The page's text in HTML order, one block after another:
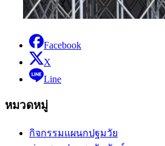
Facebook
X
Line
หมวดหมู่
กิจกรรมแผนกปฐมวัย